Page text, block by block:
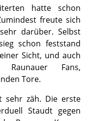
hatte schon
freute sich
darüber. Selbst
schon feststand
Sicht, und auch
Fans,
Tore.
sehr zäh. Die erste
Staudt gegen